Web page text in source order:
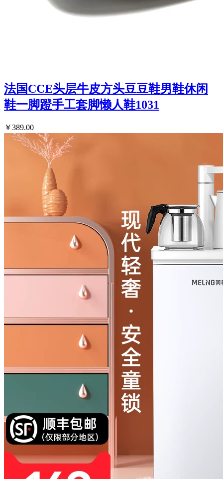
法国CCE头层牛皮方头豆豆鞋男鞋休闲
鞋一脚蹬手工套脚懒人鞋1031
￥389.00